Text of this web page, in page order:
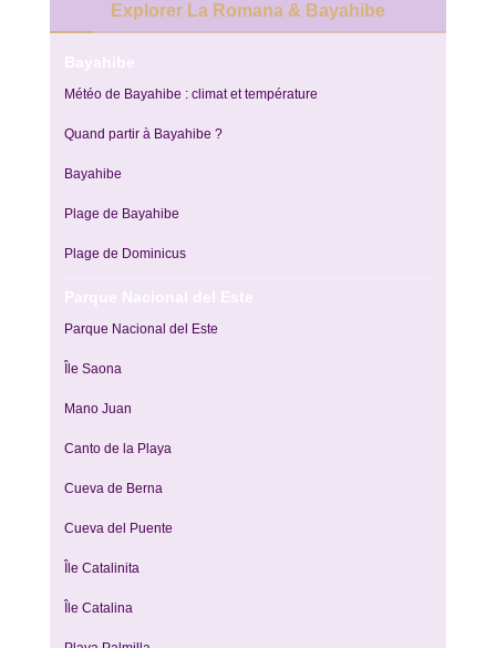
Explorer La Romana & Bayahibe
Bayahibe
Météo de Bayahibe : climat et température
Quand partir à Bayahibe ?
Bayahibe
Plage de Bayahibe
Plage de Dominicus
Parque Nacional del Este
Parque Nacional del Este
Île Saona
Mano Juan
Canto de la Playa
Cueva de Berna
Cueva del Puente
Île Catalinita
Île Catalina